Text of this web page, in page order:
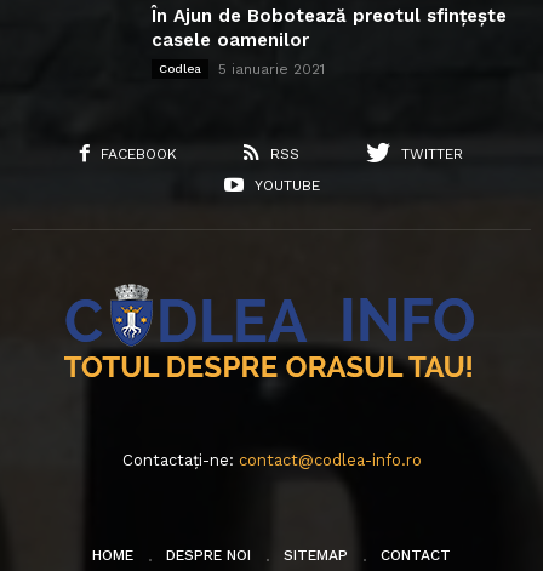
În Ajun de Bobotează preotul sfințește
casele oamenilor
Codlea 5 ianuarie 2021
FACEBOOK RSS
TWITTER
YOUTUBE
Contactați-ne: contact@codlea-info.ro
HOME DESPRE NOI SITEMAP CONTACT